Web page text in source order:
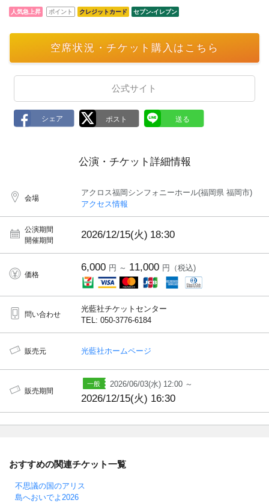
人気急上昇 ポイント クレジットカード セブン‐イレブン
空席状況・チケット購入はこちら
公式サイト
公演・チケット詳細情報
会場
アクロス福岡シンフォニーホール(福岡県 福岡市)
アクセス情報
公演期間
開催期間
2026/12/15(火) 18:30
価格
6,000 円 ～ 11,000 円（税込)
問い合わせ
光藍社チケットセンター
TEL: 050-3776-6184
販売元 光藍社ホームページ
販売期間
2026/06/03(水) 12:00 ～
2026/12/15(火) 16:30
おすすめの関連チケット一覧
不思議の国のアリス
島へおいでよ2026